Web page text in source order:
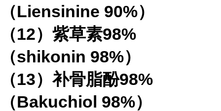
（Liensinine 90%）
（12）紫草素98%
（shikonin 98%）
（13）补骨脂酚98%
（Bakuchiol 98%）